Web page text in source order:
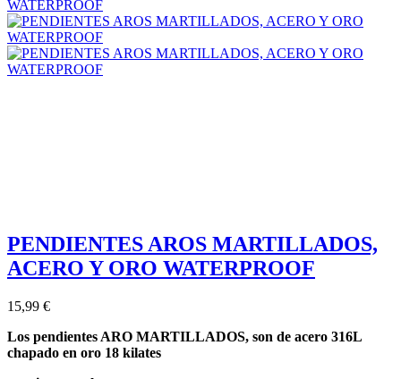
PENDIENTES AROS MARTILLADOS,
ACERO Y ORO WATERPROOF
15,99 €
Los pendientes ARO MARTILLADOS, son de acero 316L
chapado en oro 18 kilates